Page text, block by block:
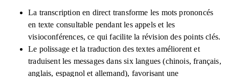
La transcription en direct transforme les mots prononcés
en texte consultable pendant les appels et les
visioconférences, ce qui facilite la révision des points clés.
Le polissage et la traduction des textes améliorent et
traduisent les messages dans six langues (chinois, français,
anglais, espagnol et allemand), favorisant une